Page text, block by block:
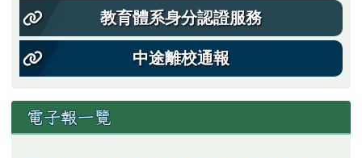
教育體系身分認證服務
中途離校通報
電子報一覽